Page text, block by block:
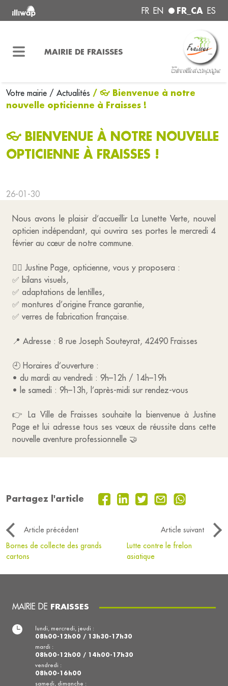
FR EN FR_CA ES
MAIRIE DE FRAISSES
Votre mairie / Actualités / 👓 Bienvenue à notre
nouvelle opticienne à Fraisses !
👓 BIENVENUE À NOTRE NOUVELLE
OPTICIENNE À FRAISSES !
26-01-30
Nous avons le plaisir d’accueillir La Lunette Verte, nouvel
opticien indépendant, qui ouvrira ses portes le mercredi 4
février au cœur de notre commune.
👩‍⚕️ Justine Page, opticienne, vous y proposera :
✅ bilans visuels,
✅ adaptations de lentilles,
✅ montures d’origine France garantie,
✅ verres de fabrication française.
📍 Adresse : 8 rue Joseph Souteyrat, 42490 Fraisses
🕘 Horaires d’ouverture :
• du mardi au vendredi : 9h–12h / 14h–19h
• le samedi : 9h–13h, l’après-midi sur rendez-vous
👉 La Ville de Fraisses souhaite la bienvenue à Justine
Page et lui adresse tous ses vœux de réussite dans cette
nouvelle aventure professionnelle 🤝
Partagez l'article
Article précédent
Article suivant
Bornes de collecte des grands
cartons
Lutte contre le frelon
asiatique
MAIRIE DE FRAISSES
lundi, mercredi, jeudi :
08h00-12h00 / 13h30-17h30
mardi :
08h00-12h00 / 14h00-17h30
vendredi :
08h00-16h00
samedi, dimanche :